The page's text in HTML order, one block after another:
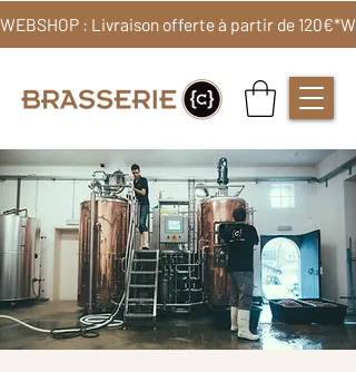
WEBSHOP : Livraison offerte à partir de 120€*